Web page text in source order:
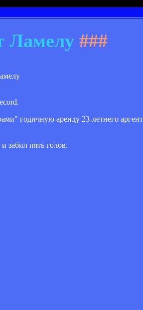
Ламелу ###
годичную аренду 23-летнего
забил пять голов.